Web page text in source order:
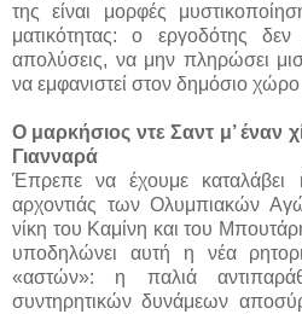
της είναι μορφές
ματικότητας: ο εργοδότης
απολύσεις, να μην πληρώσει
να εμφανιστεί στον δημόσιο
Ο μαρκήσιος ντε Σαντ μ’ έναν
Γιανναρά
Έπρεπε να έχουμε
αρχοντιάς των Ολυμπιακών
νίκη του Καμίνη και του
υποδηλώνει αυτή η νέα
«αστών»: η παλιά
συντηρητικών δυνάμεων